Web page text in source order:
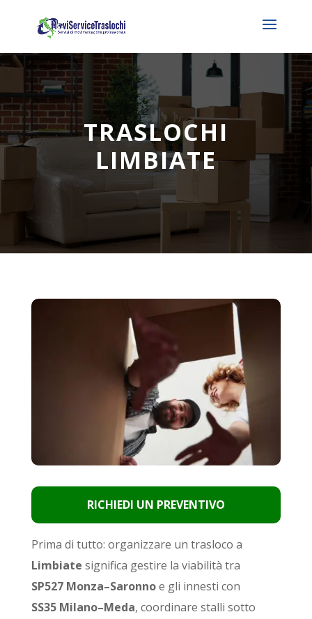
TRASLOCHI
LIMBIATE
RICHIEDI UN PREVENTIVO
Prima di tutto: organizzare un trasloco a
Limbiate significa gestire la viabilità tra
SP527 Monza–Saronnoe gli innesti con
SS35 Milano–Meda, coordinare stalli sotto